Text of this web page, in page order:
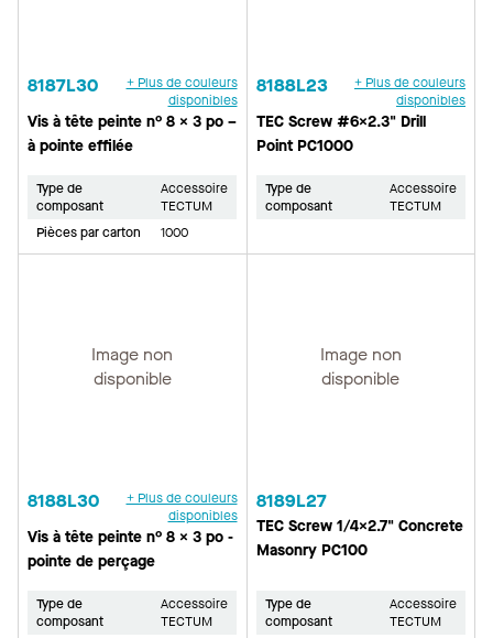
8187L30
+ Plus de couleurs
disponibles
Vis à tête peinte n° 8 × 3 po –
à pointe effilée
Type de
composant
Accessoire
TECTUM
Pièces par carton
1000
8188L23
+ Plus de couleurs
disponibles
TEC Screw #6x2.3" Drill
Point PC1000
Type de
composant
Accessoire
TECTUM
Image non
disponible
8188L30
+ Plus de couleurs
disponibles
Vis à tête peinte n° 8 × 3 po -
pointe de perçage
Type de
composant
Accessoire
TECTUM
Image non
disponible
8189L27
TEC Screw 1/4x2.7" Concrete
Masonry PC100
Type de
composant
Accessoire
TECTUM